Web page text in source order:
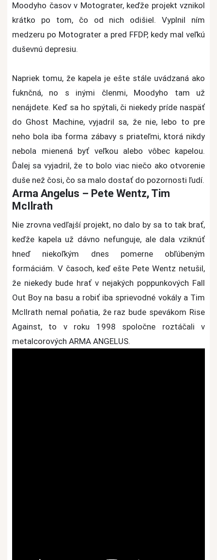
Moodyho časov v Motograter, keďže projekt vznikol
krátko po tom, čo od nich odišiel. Vyplnil ním
medzeru po Motograter a pred FFDP, kedy mal veľkú
duševnú depresiu.
Napriek tomu, že kapela je ešte stále uvádzaná ako
fuknčná, no s inými členmi, Moodyho tam už
nenájdete. Keď sa ho spýtali, či niekedy príde naspäť
do Ghost Machine, vyjadril sa, že nie, lebo to pre
neho bola iba forma zábavy s priateľmi, ktorá nikdy
nebola mienená byť veľkou alebo vôbec kapelou.
Ďalej sa vyjadril, že to bolo viac niečo ako otvorenie
duše než čosi, čo sa malo dostať do pozornosti ľudí.
Arma Angelus – Pete Wentz, Tim
McIlrath
Nie zrovna vedľajší projekt, no dalo by sa to tak brať,
keďže kapela už dávno nefunguje, ale dala vziknúť
hneď niekoľkým dnes pomerne obľúbeným
formáciám. V časoch, keď ešte Pete Wentz netušil,
že niekedy bude hrať v nejakých poppunkových Fall
Out Boy na basu a robiť iba sprievodné vokály a Tim
McIlrath nemal poňatia, že raz bude spevákom Rise
Against, to v roku 1998 spoločne roztáčali v
metalcorových ARMA ANGELUS.